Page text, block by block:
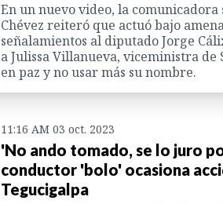
En un nuevo video, la
Chévez reiteró que actuó bajo
señalamientos al diputado Jorge
a Julissa Villanueva, viceministra
en paz y no usar más su nombre.
11:16 AM 03 oct. 2023
'No ando tomado, se lo juro
conductor 'bolo' ocasiona
Tegucigalpa